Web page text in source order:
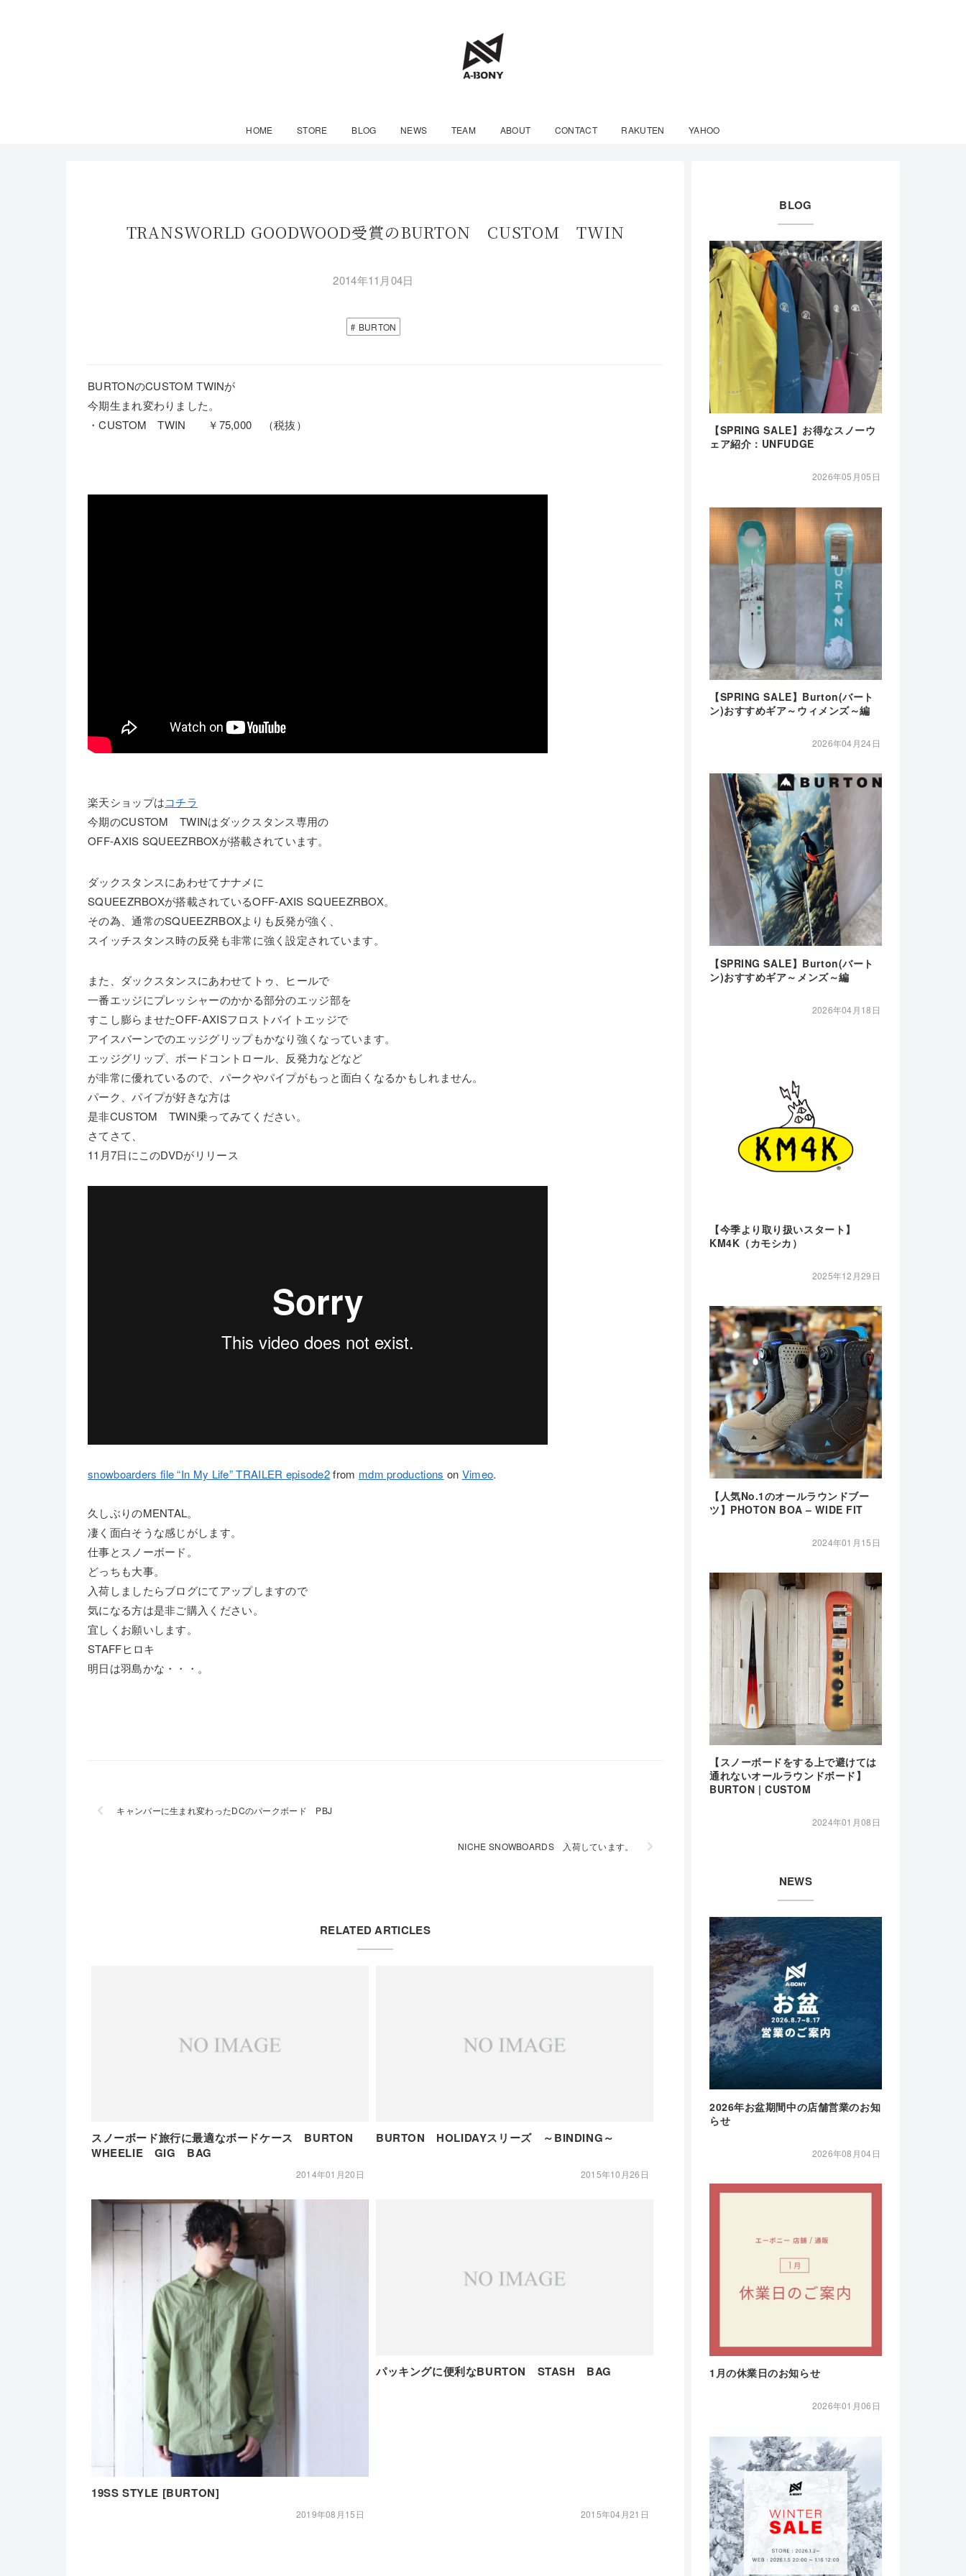
HOME STORE BLOG NEWS TEAM ABOUT CONTACT RAKUTEN YAHOO
TRANSWORLD GOODWOOD受賞のBURTON CUSTOM TWIN
2014年11月04日
BURTON
BURTONのCUSTOM TWINが
今期生まれ変わりました。
・CUSTOM TWIN ￥75,000 （税抜）
楽天ショップはコチラ
今期のCUSTOM TWINはダックスタンス専用の
OFF-AXIS SQUEEZRBOXが搭載されています。
ダックスタンスにあわせてナナメに
SQUEEZRBOXが搭載されているOFF-AXIS SQUEEZRBOX。
その為、通常のSQUEEZRBOXよりも反発が強く、
スイッチスタンス時の反発も非常に強く設定されています。
また、ダックスタンスにあわせてトゥ、ヒールで
一番エッジにプレッシャーのかかる部分のエッジ部を
すこし膨らませたOFF-AXISフロストバイトエッジで
アイスバーンでのエッジグリップもかなり強くなっています。
エッジグリップ、ボードコントロール、反発力などなど
が非常に優れているので、パークやパイプがもっと面白くなるかもしれません。
パーク、パイプが好きな方は
是非CUSTOM TWIN乗ってみてください。
さてさて、
11月7日にこのDVDがリリース
snowboarders file “In My Life” TRAILER episode2from mdm productions on Vimeo.
久しぶりのMENTAL。
凄く面白そうな感じがします。
仕事とスノーボード。
どっちも大事。
入荷しましたらブログにてアップしますので
気になる方は是非ご購入ください。
宜しくお願いします。
STAFFヒロキ
明日は羽島かな・・・。
キャンバーに生まれ変わったDCのパークボード PBJ
NICHE SNOWBOARDS 入荷しています。
RELATED ARTICLES
スノーボード旅行に最適なボードケース BURTON
WHEELIE GIG BAG
2014年01月20日
BURTON HOLIDAYスリーズ ～BINDING～
2015年10月26日
19SS STYLE [BURTON]
2019年08月15日
パッキングに便利なBURTON STASH BAG
2015年04月21日
BLOG
【SPRING SALE】お得なスノーウ
ェア紹介：UNFUDGE
2026年05月05日
【SPRING SALE】Burton(バート
ン)おすすめギア～ウィメンズ～編
2026年04月24日
【SPRING SALE】Burton(バート
ン)おすすめギア～メンズ～編
2026年04月18日
【今季より取り扱いスタート】
KM4K（カモシカ）
2025年12月29日
【人気No.1のオールラウンドブー
ツ】PHOTON BOA – WIDE FIT
2024年01月15日
【スノーボードをする上で避けては
通れないオールラウンドボード】
BURTON | CUSTOM
2024年01月08日
NEWS
2026年お盆期間中の店舗営業のお知
らせ
2026年08月04日
1月の休業日のお知らせ
2026年01月06日